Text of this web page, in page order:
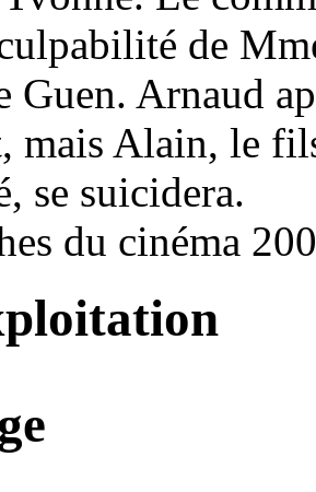
de
Guen. Arnaud
mais Alain, le
se suicidera.
du cinéma